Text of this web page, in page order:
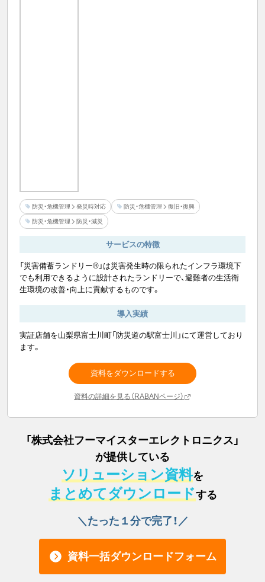
防災・危機管理 発災時対応 防災・危機管理 復旧・復興
防災・危機管理 防災・減災
サービスの特徴
「災害備蓄ランドリー®」は災害発生時の限られたインフラ環境下
でも利用できるように設計されたランドリーで、避難者の生活衛
生環境の改善・向上に貢献するものです。
導入実績
実証店舗を山梨県富士川町「防災道の駅富士川」にて運営しており
ます。
資料をダウンロードする
資料の詳細を見る（RABANページ）
「株式会社フーマイスターエレクトロニクス 」
が提供している
ソリューション資料を
まとめてダウンロードする
＼たった１分で完了！／
資料一括ダウンロードフォーム